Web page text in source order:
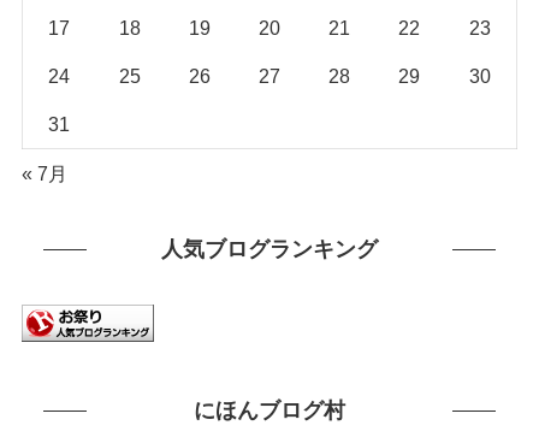
17 18 19 20 21 22 23
24 25 26 27 28 29 30
31
« 7月
人気ブログランキング
にほんブログ村